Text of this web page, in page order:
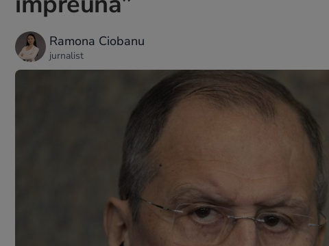
Ramona Ciobanu
jurnalist